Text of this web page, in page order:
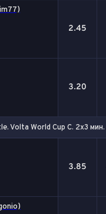
2.45
3.20
Volta World Cup C. 2x3 мин.
3.85